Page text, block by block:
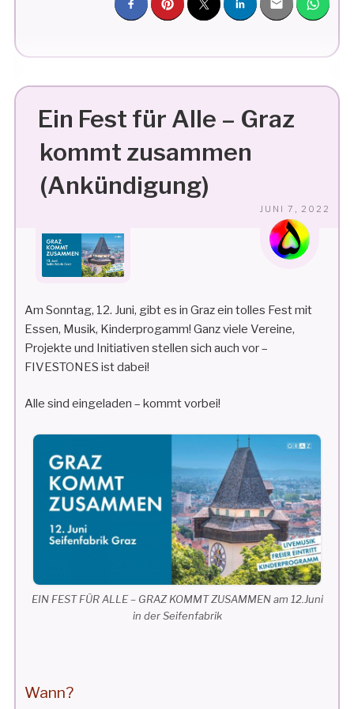
ALLE“
Ein Fest für Alle – Graz
kommt zusammen
(Ankündigung)
JUNI 7, 2022
Am Sonntag, 12. Juni, gibt es in Graz ein tolles Fest mit
Essen, Musik, Kinderprogamm! Ganz viele Vereine,
Projekte und Initiativen stellen sich auch vor –
FIVESTONES ist dabei!
Alle sind eingeladen – kommt vorbei!
EIN FEST FÜR ALLE – GRAZ KOMMT ZUSAMMEN am 12.Juni
in der Seifenfabrik
Wann?